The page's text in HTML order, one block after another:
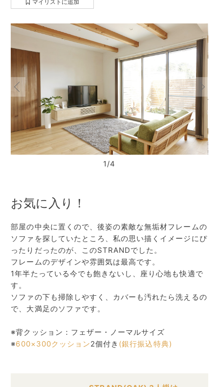
マイリストに追加
1/4
お気に入り！
部屋の中央に置くので、後姿の素敵な無垢材フレームの
ソファを探していたところ、私の思い描くイメージにぴ
ったりだったのが、このSTRANDでした。
フレームのデザインや雰囲気は最高です。
1年半たっている今でも飽きないし、座り心地も快適で
す。
ソファの下も掃除しやすく、カバーも汚れたら洗えるの
で、大満足のソファです。
※背クッション：フェザー・ノーマルサイズ
※600×300クッション2個付き (銀行振込特典)